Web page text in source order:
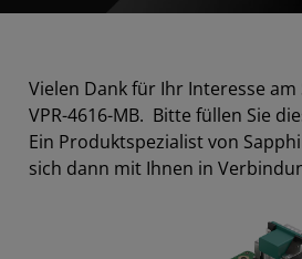
Vielen Dank für Ihr Interesse am
VPR-4616-MB. Bitte füllen Sie
Ein Produktspezialist von
sich dann mit Ihnen in